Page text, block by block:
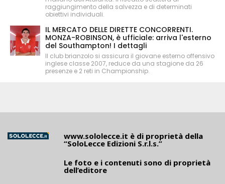
raggiungimento della salvezza e di determinati
obiettivi individuali.
IL MERCATO DELLE DIRETTE CONCORRENTI.
MONZA-ROBINSON, è ufficiale: arriva l'esterno
del Southampton! I dettagli
Il club brianzolo si assicura il giovane esterno offensivo
inglese classe 2007, reduce da una stagione da 26
presenze e 2 reti in Championship.
www.sololecce.it è di proprietà della
“SoloLecce Edizioni S.r.l.s.”
Le foto e i contenuti sono di proprietà
dell’editore